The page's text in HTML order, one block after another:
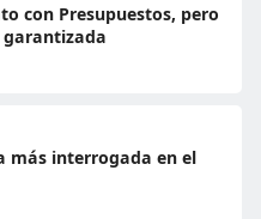
con Presupuestos, pero
más interrogada en el